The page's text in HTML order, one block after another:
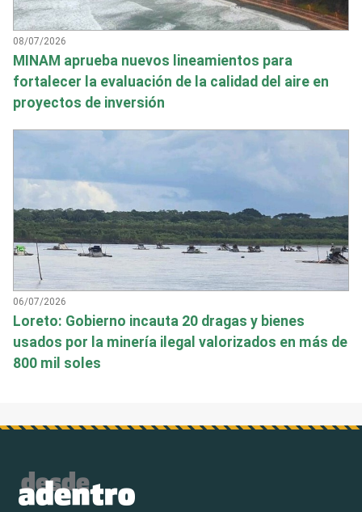
08/07/2026
MINAM aprueba nuevos lineamientos para
fortalecer la evaluación de la calidad del aire en
proyectos de inversión
06/07/2026
Loreto: Gobierno incauta 20 dragas y bienes
usados por la minería ilegal valorizados en más de
800 mil soles